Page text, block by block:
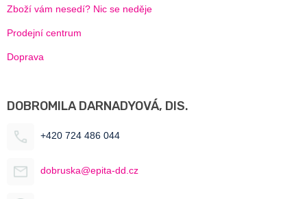
Zboží vám nesedí? Nic se neděje
Prodejní centrum
Doprava
DOBROMILA DARNADYOVÁ, DIS.
+420 724 486 044
dobruska@epita-dd.cz